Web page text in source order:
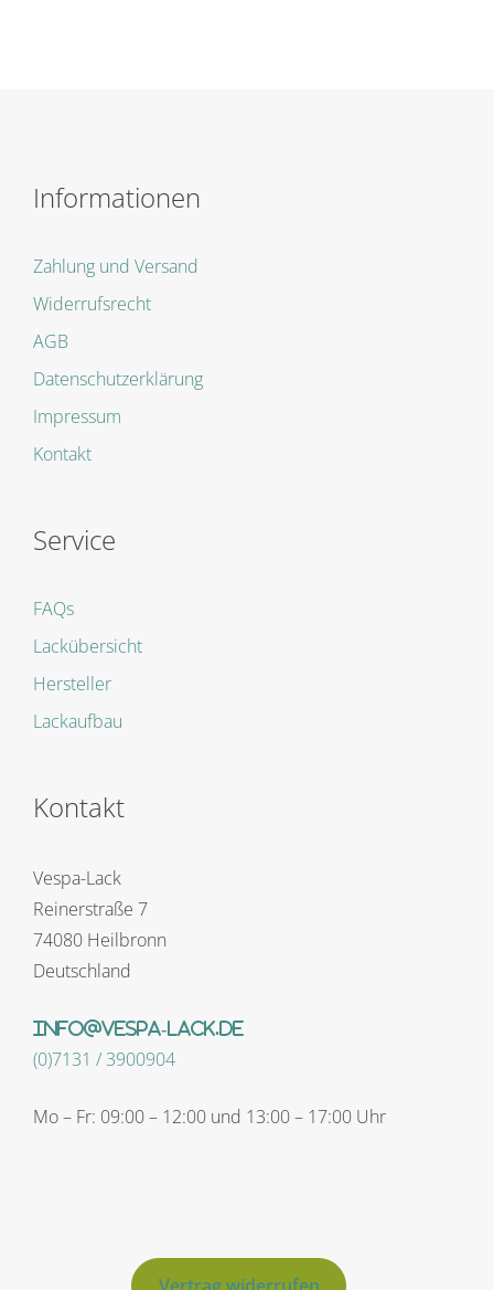
Informationen
Zahlung und Versand
Widerrufsrecht
AGB
Datenschutzerklärung
Impressum
Kontakt
Service
FAQs
Lackübersicht
Hersteller
Lackaufbau
Kontakt
Vespa-Lack
Reinerstraße 7
74080 Heilbronn
Deutschland
info@vespa-lack.de
(0)7131 / 3900904
Mo – Fr: 09:00 – 12:00 und 13:00 – 17:00 Uhr